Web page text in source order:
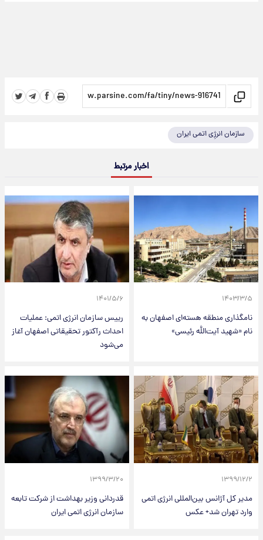
سازمان انرژِی اتمی ایران
اخبار مرتبط
۱۴۰۳/۳/۵
نامگذاری منطقه هسته‌ای اصفهان به
نام «شهید آیت‌الله رئیسی»
۱۴۰۱/۵/۶
رییس سازمان انرژی اتمی: عملیات
احداث رآکتور تحقیقاتی اصفهان آغاز
می‌شود
۱۳۹۹/۱۲/۲
مدیر کل آژانس بین‌المللی انرژی اتمی
وارد تهران شد+ عکس
۱۳۹۹/۳/۲۰
قدردانی وزیر بهداشت از شرکت تابعه
سازمان انرژی اتمی ایران